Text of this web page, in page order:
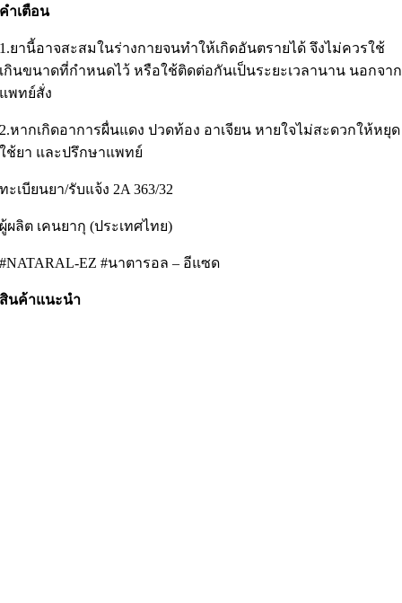
คำเตือน
1.ยานี้อาจสะสมในร่างกายจนทำให้เกิดอันตรายได้ จึงไม่ควรใช้
เกินขนาดที่กำหนดไว้ หรือใช้ติดต่อกันเป็นระยะเวลานาน นอกจาก
แพทย์สั่ง
2.หากเกิดอาการผื่นแดง ปวดท้อง อาเจียน หายใจไม่สะดวกให้หยุด
ใช้ยา และปรึกษาแพทย์
ทะเบียนยา/รับแจ้ง 2A 363/32
ผู้ผลิต เคนยากุ (ประเทศไทย)
#NATARAL-EZ #นาตารอล – อีแซด
สินค้าแนะนำ